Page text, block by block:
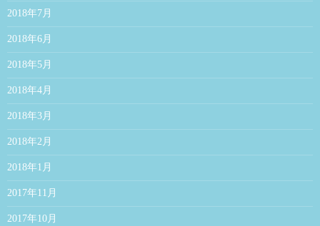
2018年7月
2018年6月
2018年5月
2018年4月
2018年3月
2018年2月
2018年1月
2017年11月
2017年10月